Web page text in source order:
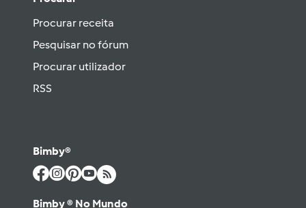
Procurar receita
Pesquisar no fórum
Procurar utilizador
RSS
Bimby®
Bimby ® No Mundo